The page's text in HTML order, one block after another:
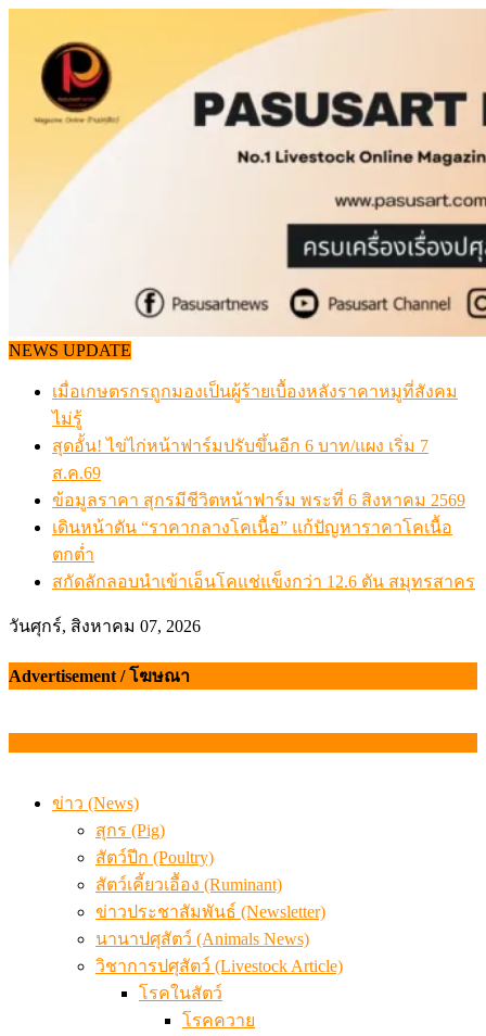
content
NEWS UPDATE
เมื่อเกษตรกรถูกมองเป็นผู้ร้ายเบื้องหลังราคาหมูที่สังคม
ไม่รู้
สุดอั้น! ไข่ไก่หน้าฟาร์มปรับขึ้นอีก 6 บาท/แผง เริ่ม 7
ส.ค.69
ข้อมูลราคา สุกรมีชีวิตหน้าฟาร์ม พระที่ 6 สิงหาคม 2569
เดินหน้าดัน “ราคากลางโคเนื้อ” แก้ปัญหาราคาโคเนื้อ
ตกต่ำ
สกัดลักลอบนำเข้าเอ็นโคแช่แข็งกว่า 12.6 ตัน สมุทรสาคร
วันศุกร์, สิงหาคม 07, 2026
Advertisement / โฆษณา
ข่าว (News)
สุกร (Pig)
สัตว์ปีก (Poultry)
สัตว์เคี้ยวเอื้อง (Ruminant)
ข่าวประชาสัมพันธ์ (Newsletter)
นานาปศุสัตว์ (Animals News)
วิชาการปศุสัตว์ (Livestock Article)
โรคในสัตว์
โรคควาย